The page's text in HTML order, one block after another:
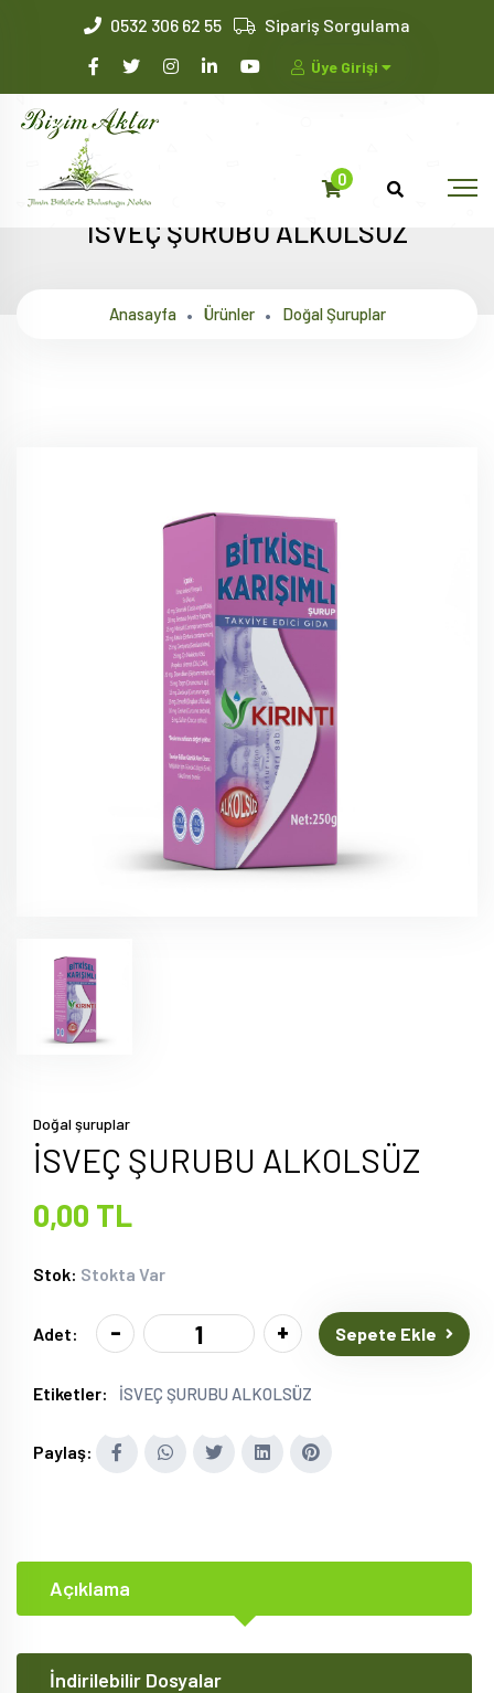
0532 306 62 55 Sipariş Sorgulama
Üye Girişi
0
İSVEÇ ŞURUBU ALKOLSÜZ
Anasayfa Ürünler Doğal Şuruplar
Doğal şuruplar
İSVEÇ ŞURUBU ALKOLSÜZ
0,00 TL
Stok: Stokta Var
Adet: - + Sepete Ekle
Etiketler: İSVEÇ ŞURUBU ALKOLSÜZ
Paylaş:
Açıklama
İndirilebilir Dosyalar